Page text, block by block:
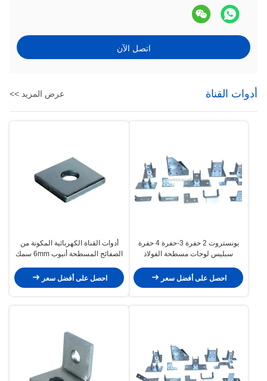
اتصل الآن
أدوات القناة عرض المزيد >>
يونستروت 2 حفرة 3-حفرة 4 حفرة
سبليس لوحات مسطحة الفولاذ
احصل على أفضل سعر
أدوات القناة الكهربائية المكونة من
الصفائح المسطحة أنبوب 6mm سمك
احصل على أفضل سعر